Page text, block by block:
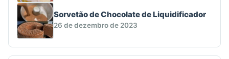
Sorvetão de Chocolate de Liquidificador
26 de dezembro de 2023